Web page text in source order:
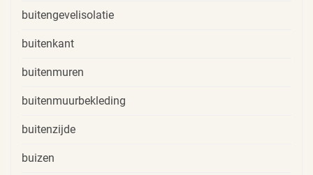
buitengevelisolatie
buitenkant
buitenmuren
buitenmuurbekleding
buitenzijde
buizen